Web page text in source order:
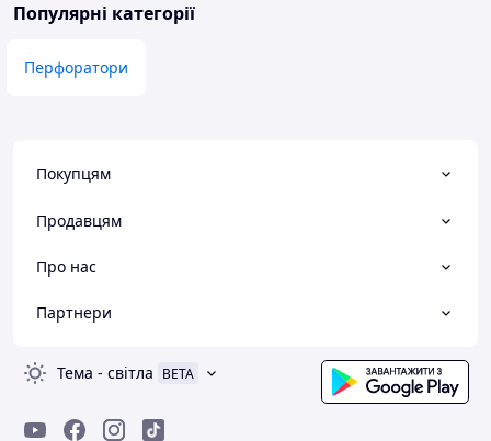
Популярні категорії
Перфоратори
Покупцям
Продавцям
Про нас
Партнери
Тема - світла BETA